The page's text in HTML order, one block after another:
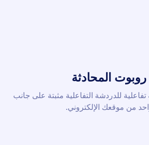
روبوت المحادثة
للدردشة التفاعلية مثبتة على جانب
من موقعك الإلكتروني.